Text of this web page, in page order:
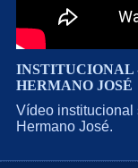
INSTITUCIONAL
HERMANO JOSÉ
Vídeo institucional
Hermano José.